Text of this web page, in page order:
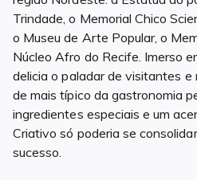
Trindade, o Memorial Chico
o Museu de Arte Popular, o
Núcleo Afro do Recife. Imerso
delicia o paladar de visitantes e
de mais típico da gastronomia
ingredientes especiais e um
Criativo só poderia se
sucesso.